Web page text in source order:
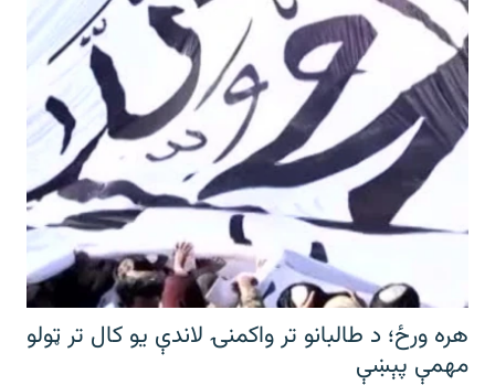
هره ورځ؛ د طالبانو تر واکمنۍ لاندې یو کال تر ټولو
مهمې پېښې